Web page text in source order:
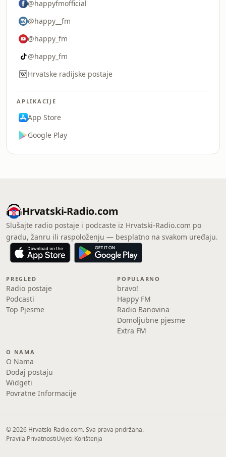
@happyfmofficial
@happy__fm
@happy_fm
@happy_fm
Hrvatske radijske postaje
APLIKACIJE
App Store
Google Play
Hrvatski-Radio.com
Slušajte radio postaje i podcaste iz Hrvatski-Radio.com po
gradu, žanru ili raspoloženju — besplatno na svakom uređaju.
PREGLED
Radio postaje
Podcasti
Top Pjesme
POPULARNO
bravo!
Happy FM
Radio Banovina
Domoljubne pjesme
Extra FM
O NAMA
O Nama
Dodaj postaju
Widgeti
Povratne Informacije
© 2026 Hrvatski-Radio.com. Sva prava pridržana.
Pravila PrivatnostiUvjeti Korištenja